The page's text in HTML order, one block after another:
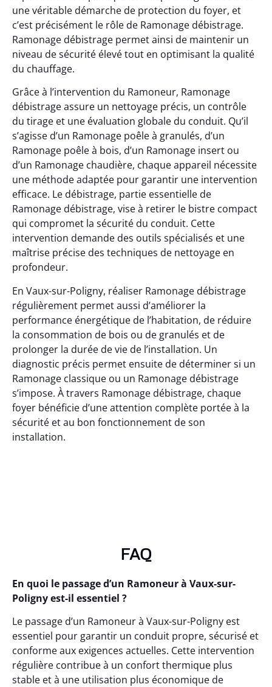
une véritable démarche de protection du foyer, et
c’est précisément le rôle de Ramonage débistrage.
Ramonage débistrage permet ainsi de maintenir un
niveau de sécurité élevé tout en optimisant la qualité
du chauffage.
Grâce à l’intervention du Ramoneur, Ramonage
débistrage assure un nettoyage précis, un contrôle
du tirage et une évaluation globale du conduit. Qu’il
s’agisse d’un Ramonage poêle à granulés, d’un
Ramonage poêle à bois, d’un Ramonage insert ou
d’un Ramonage chaudière, chaque appareil nécessite
une méthode adaptée pour garantir une intervention
efficace. Le débistrage, partie essentielle de
Ramonage débistrage, vise à retirer le bistre compact
qui compromet la sécurité du conduit. Cette
intervention demande des outils spécialisés et une
maîtrise précise des techniques de nettoyage en
profondeur.
En Vaux-sur-Poligny, réaliser Ramonage débistrage
régulièrement permet aussi d’améliorer la
performance énergétique de l’habitation, de réduire
la consommation de bois ou de granulés et de
prolonger la durée de vie de l’installation. Un
diagnostic précis permet ensuite de déterminer si un
Ramonage classique ou un Ramonage débistrage
s’impose. À travers Ramonage débistrage, chaque
foyer bénéficie d’une attention complète portée à la
sécurité et au bon fonctionnement de son
installation.
FAQ
En quoi le passage d’un Ramoneur à Vaux-sur-
Poligny est-il essentiel ?
Le passage d’un Ramoneur à Vaux-sur-Poligny est
essentiel pour garantir un conduit propre, sécurisé et
conforme aux exigences actuelles. Cette intervention
régulière contribue à un confort thermique plus
stable et à une utilisation plus économique de